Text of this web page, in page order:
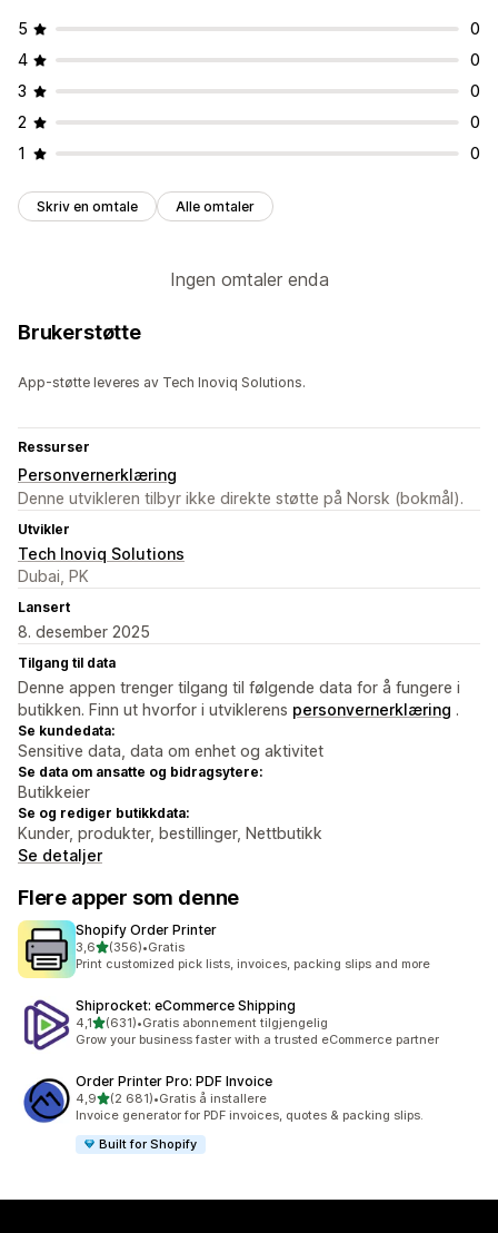
5
0
4
0
3
0
2
0
1
0
Skriv en omtale Alle omtaler
Ingen omtaler enda
Brukerstøtte
App-støtte leveres av Tech Inoviq Solutions.
Ressurser
Personvernerklæring
Denne utvikleren tilbyr ikke direkte støtte på Norsk (bokmål).
Utvikler
Tech Inoviq Solutions
Dubai, PK
Lansert
8. desember 2025
Tilgang til data
Denne appen trenger tilgang til følgende data for å fungere i
butikken. Finn ut hvorfor i utviklerens personvernerklæring .
Se kundedata:
Sensitive data, data om enhet og aktivitet
Se data om ansatte og bidragsytere:
Butikkeier
Se og rediger butikkdata:
Kunder, produkter, bestillinger, Nettbutikk
Se detaljer
Flere apper som denne
Shopify Order Printer
3,6av 5 stjerner
(356)
Totalt 356 omtaler
•Gratis
Print customized pick lists, invoices, packing slips and more
Shiprocket: eCommerce Shipping
4,1av 5 stjerner
(631)
Totalt 631 omtaler
•Gratis abonnement tilgjengelig
Grow your business faster with a trusted eCommerce partner
Order Printer Pro: PDF Invoice
4,9av 5 stjerner
(2 681)
Totalt 2681 omtaler
•Gratis å installere
Invoice generator for PDF invoices, quotes & packing slips.
Built for Shopify